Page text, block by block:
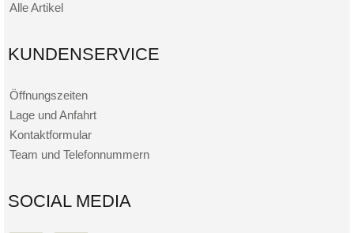
Alle Artikel
KUNDENSERVICE
Öffnungszeiten
Lage und Anfahrt
Kontaktformular
Team und Telefonnummern
SOCIAL MEDIA